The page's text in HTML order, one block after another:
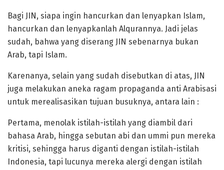
Bagi JIN, siapa ingin hancurkan dan lenyapkan Islam,
hancurkan dan lenyapkanlah Alqurannya. Jadi jelas
sudah, bahwa yang diserang JIN sebenarnya bukan
Arab, tapi Islam.
Karenanya, selain yang sudah disebutkan di atas, JIN
juga melakukan aneka ragam propaganda anti Arabisasi
untuk merealisasikan tujuan busuknya, antara lain :
Pertama, menolak istilah-istilah yang diambil dari
bahasa Arab, hingga sebutan abi dan ummi pun mereka
kritisi, sehingga harus diganti dengan istilah-istilah
Indonesia, tapi lucunya mereka alergi dengan istilah